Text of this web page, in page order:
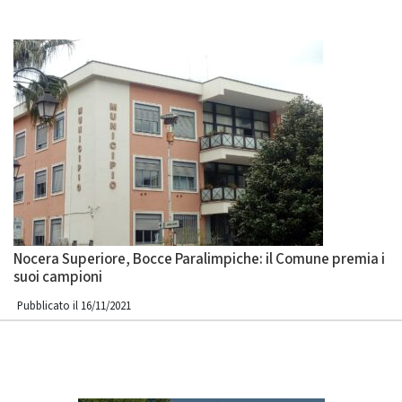
Nocera Superiore, Bocce Paralimpiche: il Comune premia i
suoi campioni
Pubblicato il 16/11/2021